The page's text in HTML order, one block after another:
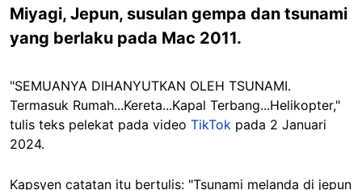
Miyagi, Jepun, susulan gempa dan tsunami
yang berlaku pada Mac 2011.
"SEMUANYA DIHANYUTKAN OLEH TSUNAMI.
Termasuk Rumah...Kereta...Kapal Terbang...Helikopter,"
tulis teks pelekat pada video TikTok pada 2 Januari
2024.
Kapsyen catatan itu bertulis: "Tsunami melanda di jepun